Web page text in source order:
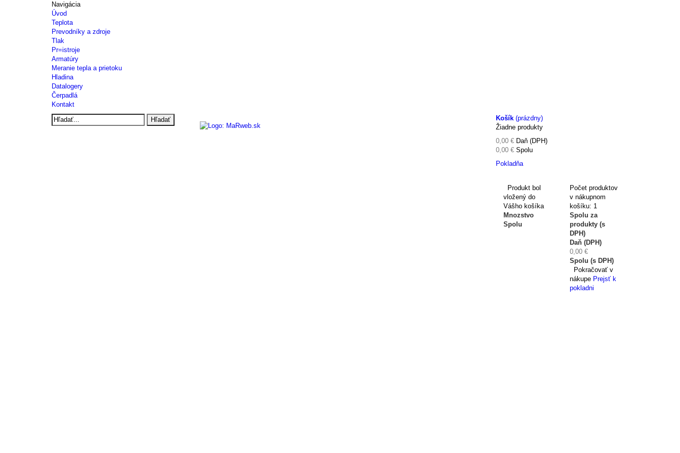
Navigácia
Úvod
Teplota
Prevodníky a zdroje
Tlak
Pr=istroje
Armatúry
Meranie tepla a prietoku
Hladina
Datalogery
Čerpadlá
Kontakt
Hľadať
Košík (prázdny)
Žiadne produkty
0,00 € Daň (DPH)
0,00 € Spolu
Pokladňa
Produkt bol
vložený do
Vášho košíka
Mnozstvo
Spolu
Počet produktov
v nákupnom
košíku: 1
Spolu za
produkty (s
DPH)
Daň (DPH)
0,00 €
Spolu (s DPH)
Pokračovať v
nákupe Prejsť k
pokladni